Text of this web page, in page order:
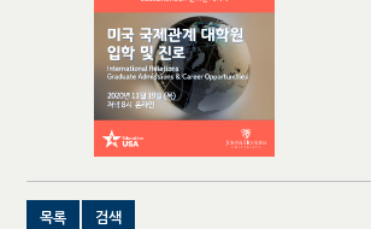
목록 검색